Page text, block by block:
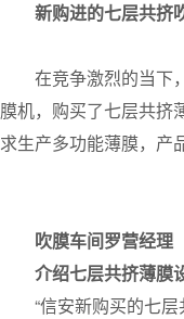
新购进的七层共挤
在竞争激烈的当下
膜机，购买了七层共挤
求生产多功能薄膜，产
吹膜车间罗营经理
介绍七层共挤薄膜
“信安新购买的七